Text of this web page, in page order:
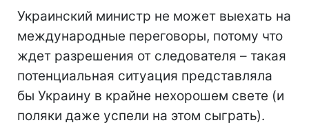
Украинский министр не может выехать на
международные переговоры, потому что
ждет разрешения от следователя – такая
потенциальная ситуация представляла
бы Украину в крайне нехорошем свете (и
поляки даже успели на этом сыграть).